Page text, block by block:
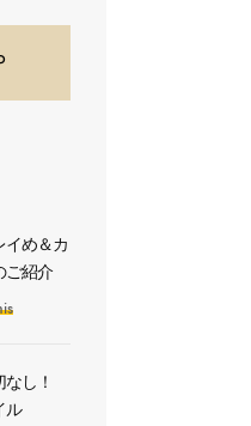
イめ＆カ
ご紹介
し！
ル